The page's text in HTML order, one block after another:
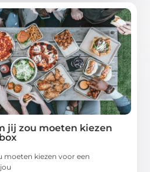
jij zou moeten kiezen
moeten kiezen voor een